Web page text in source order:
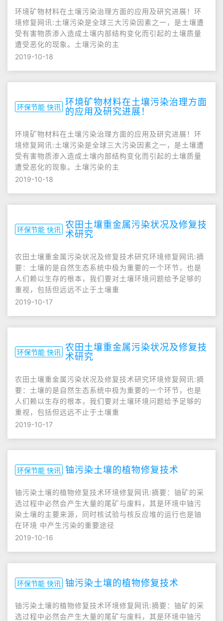
环境矿物材料在土壤污染治理方面的应用及研究进展！环
境修复网讯:土壤污染是全球三大污染因素之一，是土壤遭
受有害物质渗入造成土壤内部结构变化而引起的土壤质量
遭受恶化的现象。土壤污染的主
2019-10-18
环保节能 快讯 环境矿物材料在土壤污染治理方面
的应用及研究进展！
环境矿物材料在土壤污染治理方面的应用及研究进展！环
境修复网讯:土壤污染是全球三大污染因素之一，是土壤遭
受有害物质渗入造成土壤内部结构变化而引起的土壤质量
遭受恶化的现象。土壤污染的主
2019-10-18
环保节能 快讯 农田土壤重金属污染状况及修复技
术研究
农田土壤重金属污染状况及修复技术研究环境修复网讯:摘
要：土壤的是自然生态系统中极为重要的一个环节，也是
人们赖以生存的根本，我们要对土壤环境问题给予足够的
重视，包括但远远不止于土壤重
2019-10-17
环保节能 快讯 农田土壤重金属污染状况及修复技
术研究
农田土壤重金属污染状况及修复技术研究环境修复网讯:摘
要：土壤的是自然生态系统中极为重要的一个环节，也是
人们赖以生存的根本，我们要对土壤环境问题给予足够的
重视，包括但远远不止于土壤重
2019-10-17
环保节能 快讯 铀污染土壤的植物修复技术
铀污染土壤的植物修复技术环境修复网讯:摘要：铀矿的采
选过程中必然会产生大量的尾矿与废料，其是环境中铀污
染土壤的主要来源，同时核试验与核反应堆的运行也是铀
在环境 中产生污染的重要途径
2019-10-16
环保节能 快讯 铀污染土壤的植物修复技术
铀污染土壤的植物修复技术环境修复网讯:摘要：铀矿的采
选过程中必然会产生大量的尾矿与废料，其是环境中铀污